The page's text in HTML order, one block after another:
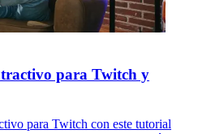
para Twitch y
para Twitch con este tutorial